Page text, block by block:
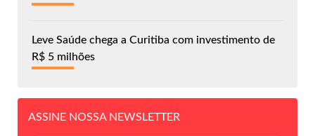
Leve Saúde chega a Curitiba com investimento de
R$ 5 milhões
ASSINE NOSSA NEWSLETTER